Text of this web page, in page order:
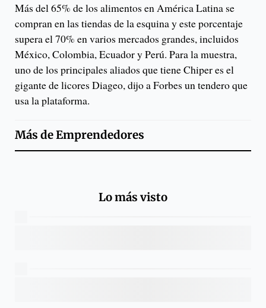
Más del 65% de los alimentos en América Latina se
compran en las tiendas de la esquina y este porcentaje
supera el 70% en varios mercados grandes, incluidos
México, Colombia, Ecuador y Perú. Para la muestra,
uno de los principales aliados que tiene Chiper es el
gigante de licores Diageo, dijo a Forbes un tendero que
usa la plataforma.
Más deEmprendedores
Lo más visto